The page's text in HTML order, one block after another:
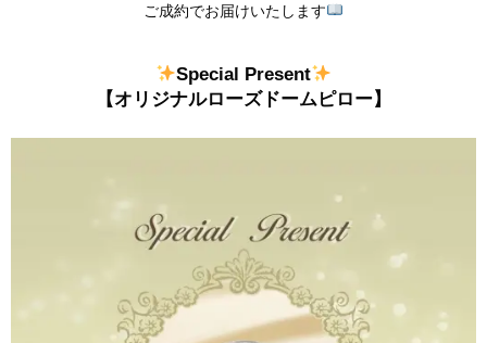
ご成約でお届けいたします
Special Present
【オリジナルローズドームピロー】